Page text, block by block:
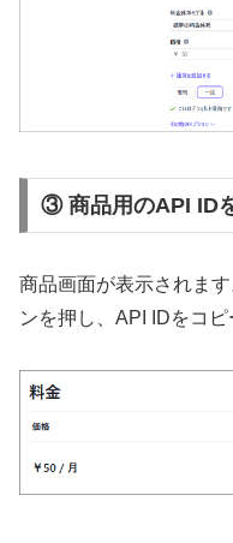
③ 商品用のAPI ID
商品画面が表示されま
ンを押し、API IDをコピ